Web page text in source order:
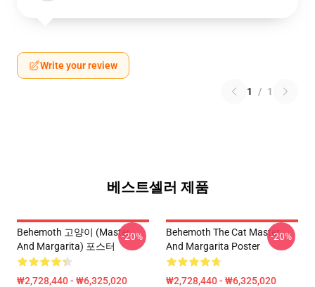
Write your review
1 / 1
베스트셀러 제품
Behemoth 고양이 (Master
And Margarita) 포스터
₩2,728,440 - ₩6,325,020
-20%
Behemoth The Cat Master
And Margarita Poster
₩2,728,440 - ₩6,325,020
-20%